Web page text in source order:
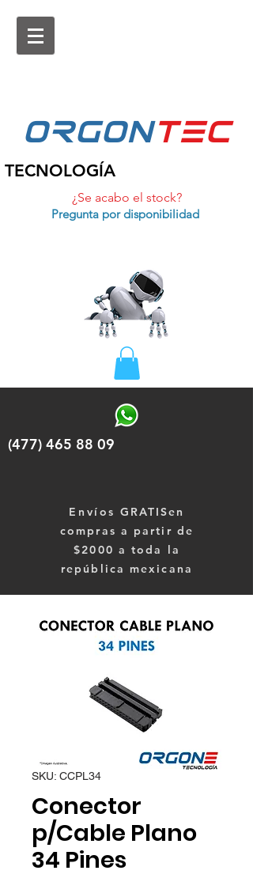
ORGONtEc
TECNOLOGÍA
¿Se acabo el stock?
Pregunta por disponibilidad
(477) 465 88 09
Envíos GRATISen
compras a partir de
$2000 a toda la
república mexicana
SKU: CCPL34
Conector
p/Cable Plano
34 Pines